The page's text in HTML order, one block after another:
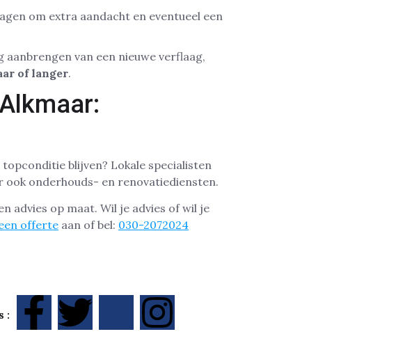
om extra aandacht en eventueel een
van een nieuwe verflaag,
of langer.
blijven? Lokale specialisten
ook onderhouds- en renovatiediensten.
advies op maat. Wil je advies of wil je
offerte aan of bel: 030-2072024
: